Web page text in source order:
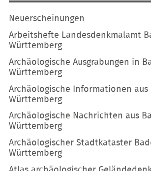
Navigation
Neuerscheinungen
Arbeitshefte Landesdenkmalamt
Württemberg
Archäologische Ausgrabungen in
Württemberg
Archäologische Informationen aus
Württemberg
Archäologische Nachrichten aus
Württemberg
Archäologischer Stadtkataster
Württemberg